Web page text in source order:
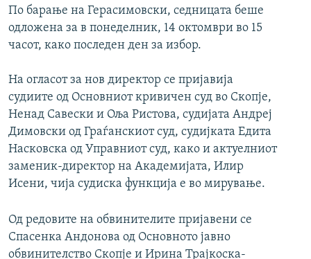
По барање на Герасимовски, седницата беше
одложена за в понеделник, 14 октомври во 15
часот, како последен ден за избор.
На огласот за нов директор се пријавија
судиите од Основниот кривичен суд во Скопје,
Ненад Савески и Оља Ристова, судијата Андреј
Димовски од Граѓанскиот суд, судијката Едита
Насковска од Управниот суд, како и актуелниот
заменик-директор на Академијата, Илир
Исени, чија судиска функција е во мирување.
Од редовите на обвинителите пријавени се
Спасенка Андонова од Основното јавно
обвинителство Скопје и Ирина Трајкоска-